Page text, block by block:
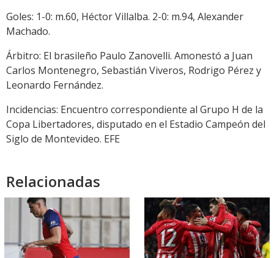
Goles: 1-0: m.60, Héctor Villalba. 2-0: m.94, Alexander
Machado.
Árbitro: El brasileño Paulo Zanovelli. Amonestó a Juan
Carlos Montenegro, Sebastián Viveros, Rodrigo Pérez y
Leonardo Fernández.
Incidencias: Encuentro correspondiente al Grupo H de la
Copa Libertadores, disputado en el Estadio Campeón del
Siglo de Montevideo. EFE
Relacionadas